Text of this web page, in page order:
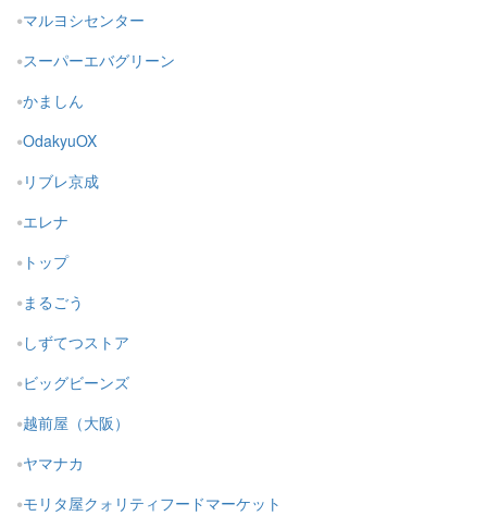
マルヨシセンター
スーパーエバグリーン
かましん
OdakyuOX
リブレ京成
エレナ
トップ
まるごう
しずてつストア
ビッグビーンズ
越前屋（大阪）
ヤマナカ
モリタ屋クォリティフードマーケット